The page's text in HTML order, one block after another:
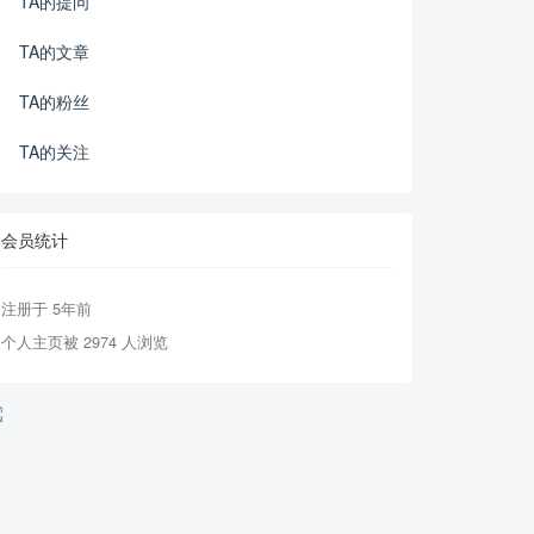
TA的文章
TA的粉丝
TA的关注
会员统计
注册于 5年前
个人主页被 2974 人浏览